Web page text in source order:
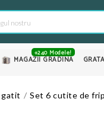
MAGAZII GRADINA
+240 Modele!
gatit Set 6 cutite de